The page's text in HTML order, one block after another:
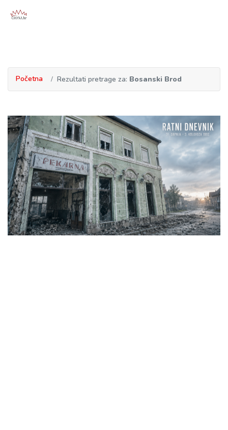
Početna Rezultati pretrage za: Bosanski Brod